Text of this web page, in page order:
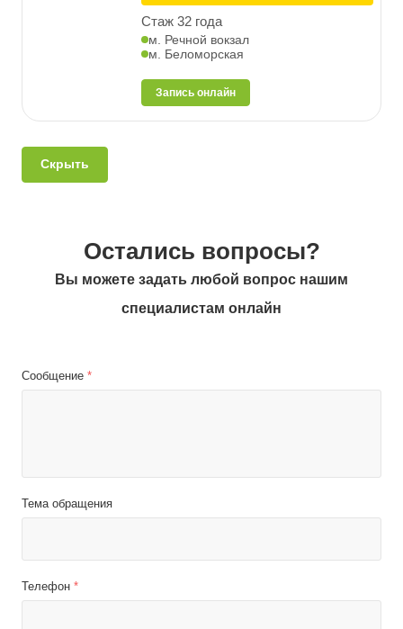
Стаж 32 года
м. Речной вокзал
м. Беломорская
Запись онлайн
Скрыть
Остались вопросы?
Вы можете задать любой вопрос нашим
специалистам онлайн
Сообщение *
Тема обращения
Телефон *